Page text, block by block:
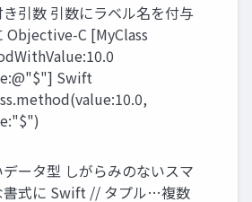
引数 引数にラベル名を付与
Objective-C [MyClass
Swift
ータ型 しがらみのないスマ
書式に Swift // タプル…複数